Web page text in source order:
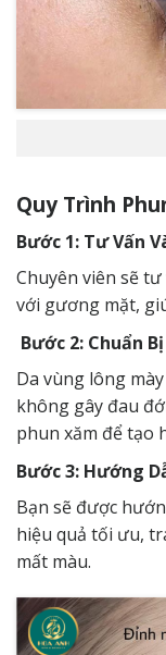
Quy Trình
Bước 1: Tư Vấn
Chuyên viên sẽ
với gương mặt,
Bước 2: Chuẩn
Da vùng lông
không gây đau
phun xăm để tạo
Bước 3: Hướng
Bạn sẽ được
hiệu quả tối ưu,
mất màu.